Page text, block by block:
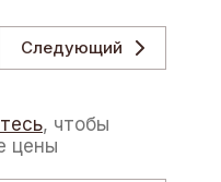
Следующий
, чтобы
цены